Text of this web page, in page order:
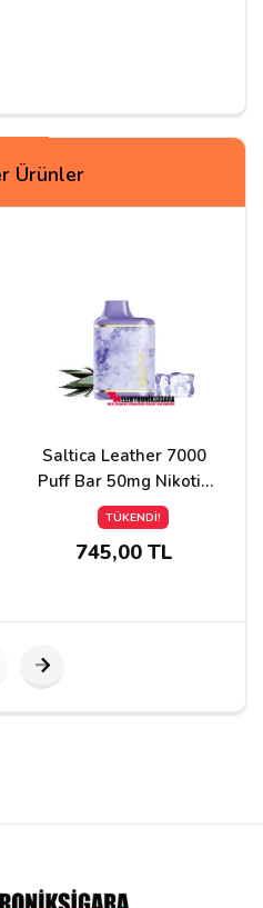
Ürünler
Saltica Leather 7000
Puff Bar 50mg Nikotin
Cactus İce
TÜKENDİ!
745,00 TL